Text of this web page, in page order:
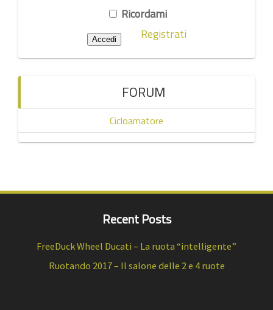
Ricordami
Registrati
FORUM
Cicloamatore
Recent Posts
FreeDuck Wheel Ducati – La ruota “intelligente”
Ruotando 2017 – Il salone delle 2 e 4 ruote